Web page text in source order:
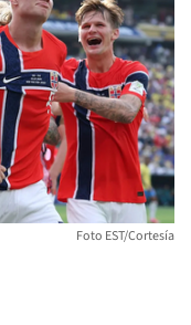
Foto EST/Cortesía